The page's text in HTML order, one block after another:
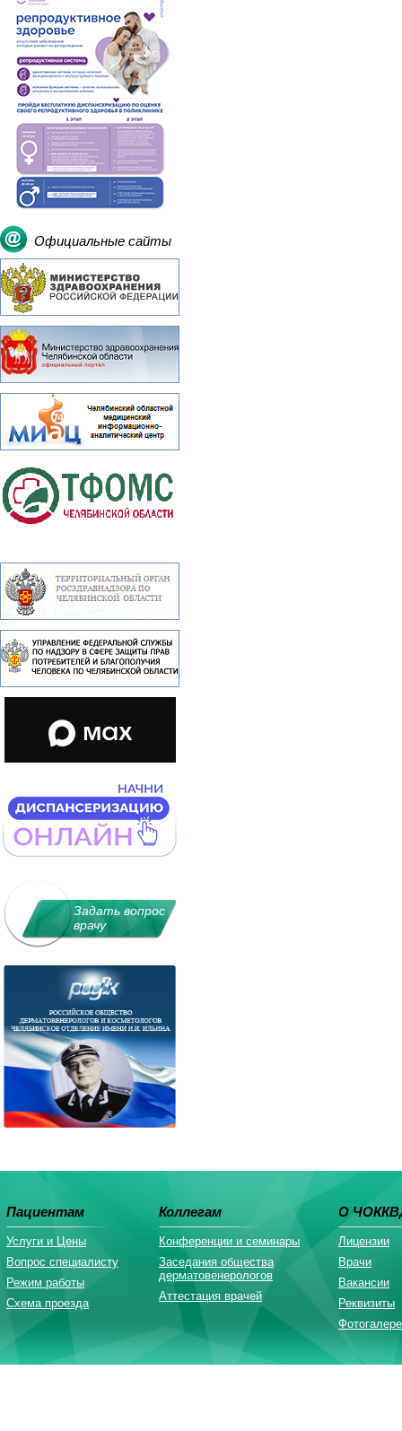
Официальные сайты
Задать вопрос
врачу
Пациентам
Услуги и Цены
Вопрос специалисту
Режим работы
Схема проезда
Коллегам
Конференции и семинары
Заседания общества
дерматовенерологов
Аттестация врачей
О
Лицензии
Врачи
Вакансии
Реквизиты